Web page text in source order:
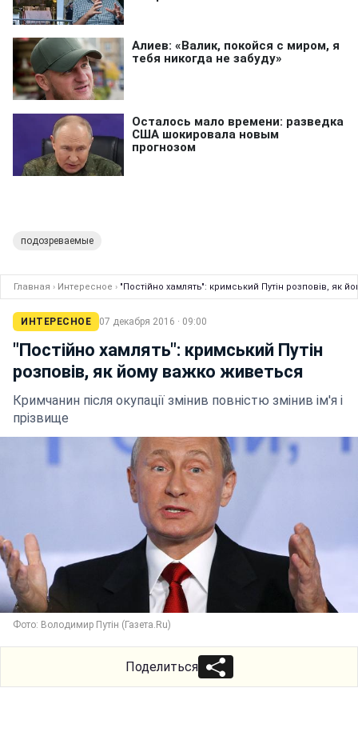
подозреваемые
Главная › Интересное › "Постійно хамлять": кримський Путін розповів, як
ИНТЕРЕСНОЕ 07 декабря 2016 · 09:00
"Постійно хамлять": кримський Путін
розповів, як йому важко живеться
Кримчанин після окупації змінив повністю змінив ім'я і
прізвище
Фото: Володимир Путін (Газета.Ru)
Поделиться